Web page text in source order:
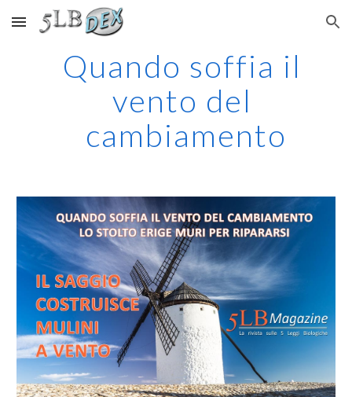
Skip to main content Skip to navigation
Quando soffia il
vento del
cambiamento